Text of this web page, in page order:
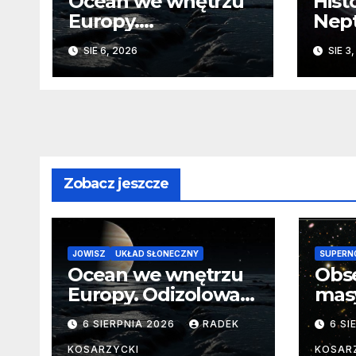
Europy.
Odizolowani przez
lodową barierę
SIE 6, 2026 SIE
Zobacz jeszcze
JOWISZ UKŁAD SŁONECZNY
Ocean we wnętrzu
Europy. Odizolowani
przez lodową
barierę
6 SIERPNIA 2026 RADEK
KOSARZYCKI
od
6